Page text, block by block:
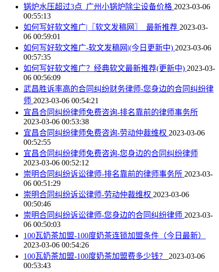
锅炉水压超过3点_广州小锅炉除尘设备价格 2023-03-06
00:55:13
如何写好软文推广|〖软文发稿网〗_最新推荐 2023-03-
06 00:59:01
如何写好软文推广-软文发稿网|(今日更新中) 2023-03-06
00:57:35
如何写好软文推广？经典软文最新推荐(更新中) 2023-03-
06 00:56:09
武昌胜诉率高的合同纠纷财务律师-您身边的合同纠纷律
师 2023-03-06 00:54:21
宜昌合同纠纷律师免费咨询-排名靠前的律师事务所
2023-03-06 00:53:38
宜昌合同纠纷律师免费咨询-劳动仲裁维权 2023-03-06
00:52:55
宜昌合同纠纷律师免费咨询-您身边的合同纠纷律师
2023-03-06 00:52:12
崇明合同纠纷诉讼律师-排名靠前的律师事务所 2023-03-
06 00:51:29
崇明合同纠纷诉讼律师-劳动仲裁维权 2023-03-06
00:50:46
崇明合同纠纷诉讼律师-您身边的合同纠纷律师 2023-03-
06 00:50:03
100瓦奶茶加盟-100度奶茶连锁加盟条件（今日最新）
2023-03-06 00:54:26
100瓦奶茶加盟-100度奶茶加盟费多少钱？ 2023-03-06
00:53:43